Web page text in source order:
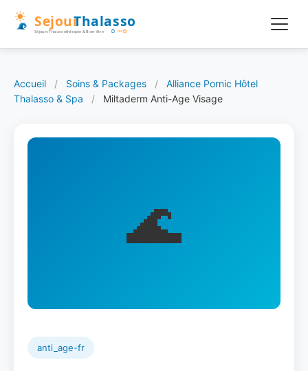
Accueil / Soins & Packages /
Alliance Pornic Hôtel
Thalasso & Spa
/ Miltaderm Anti-Age Visage
🌊
anti_age-fr